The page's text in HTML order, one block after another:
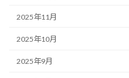
2025年11月
2025年10月
2025年9月